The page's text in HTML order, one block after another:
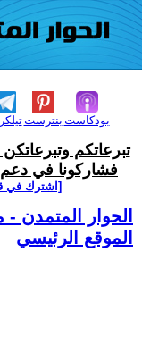
بنترست بودكاست
تبرعاتكم
فشاركونا في دعم
[اشترك في
الحوار المتمدن -
الموقع الرئيسي